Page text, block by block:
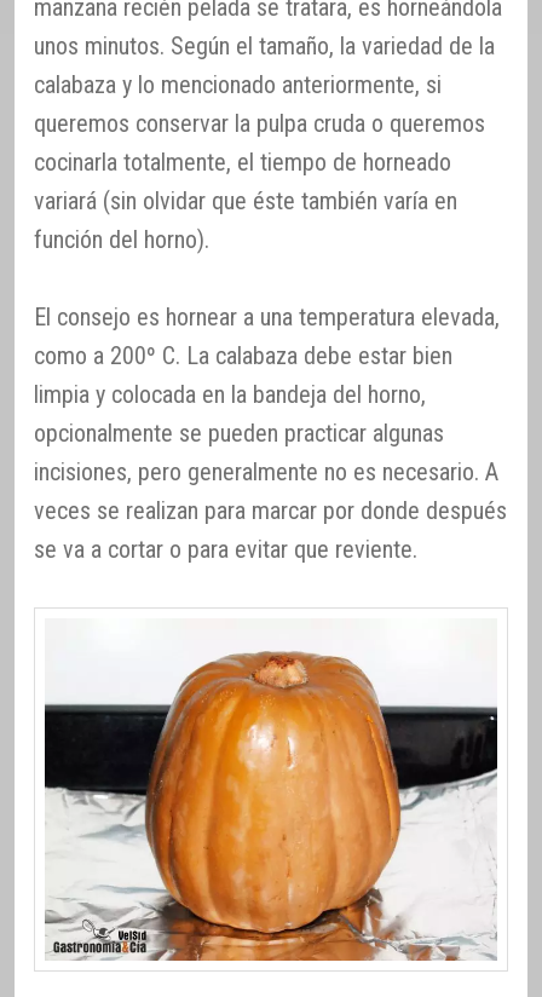
manzana recién pelada se tratara, es horneándola
unos minutos. Según el tamaño, la variedad de la
calabaza y lo mencionado anteriormente, si
queremos conservar la pulpa cruda o queremos
cocinarla totalmente, el tiempo de horneado
variará (sin olvidar que éste también varía en
función del horno).
El consejo es hornear a una temperatura elevada,
como a 200º C. La calabaza debe estar bien
limpia y colocada en la bandeja del horno,
opcionalmente se pueden practicar algunas
incisiones, pero generalmente no es necesario. A
veces se realizan para marcar por donde después
se va a cortar o para evitar que reviente.